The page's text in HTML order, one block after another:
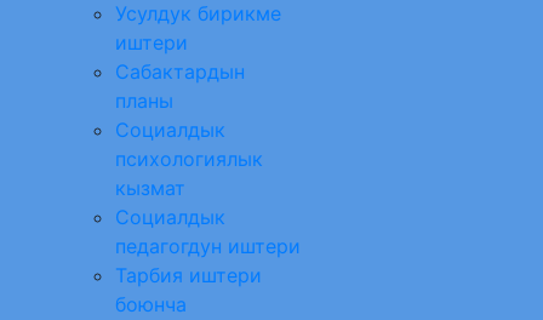
Усулдук бирикме
иштери
Сабактардын
планы
Социалдык
психологиялык
кызмат
Социалдык
педагогдун иштери
Тарбия иштери
боюнча